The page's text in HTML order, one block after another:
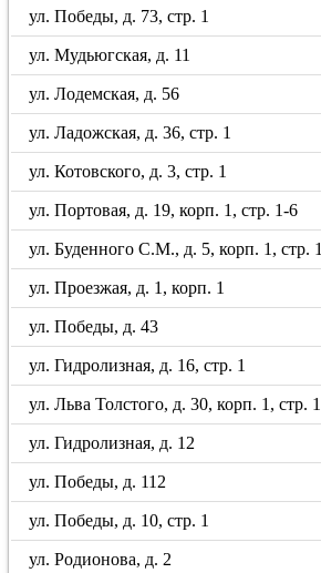
ул. Победы, д. 73, стр. 1
ул. Мудьюгская, д. 11
ул. Лодемская, д. 56
ул. Ладожская, д. 36, стр. 1
ул. Котовского, д. 3, стр. 1
ул. Портовая, д. 19, корп. 1, стр. 1-6
ул. Буденного С.М., д. 5, корп. 1, стр. 1
ул. Проезжая, д. 1, корп. 1
ул. Победы, д. 43
ул. Гидролизная, д. 16, стр. 1
ул. Льва Толстого, д. 30, корп. 1, стр. 1
ул. Гидролизная, д. 12
ул. Победы, д. 112
ул. Победы, д. 10, стр. 1
ул. Родионова, д. 2